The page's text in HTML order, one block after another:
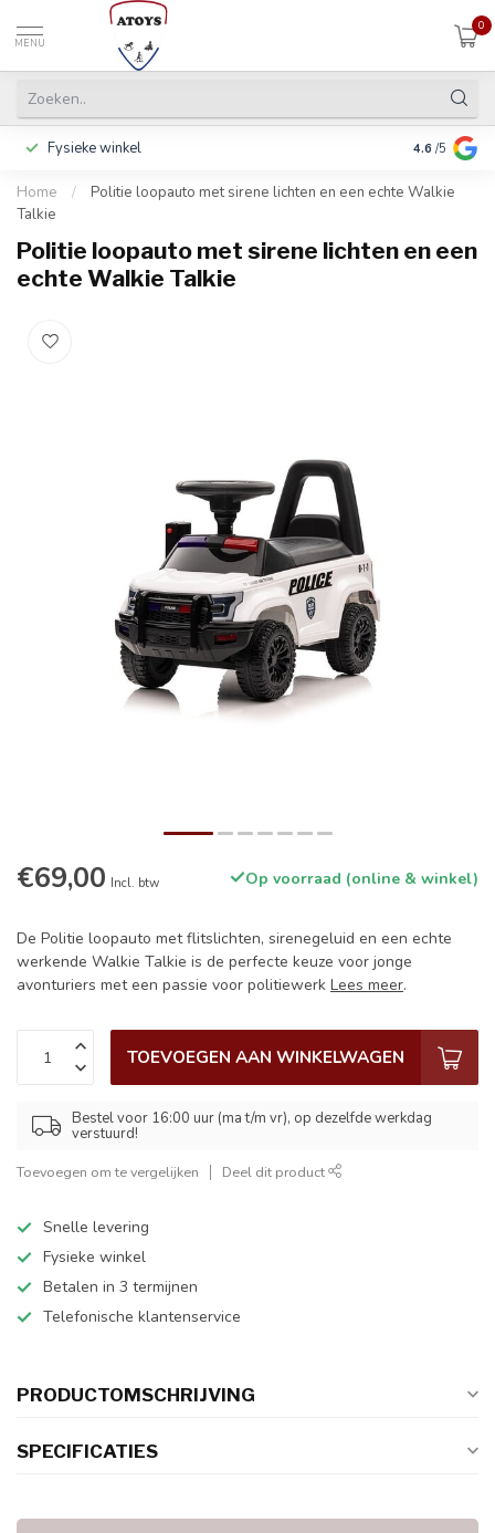
MENU
0
Fysieke winkel Betalen in
4.6 /5
Home /
Politie loopauto met sirene lichten en een echte Walkie
Talkie
Politie loopauto met sirene lichten en een
echte Walkie Talkie
€69,00 Incl. btw Op voorraad (online & winkel)
De Politie loopauto met flitslichten, sirenegeluid en een echte
werkende Walkie Talkie is de perfecte keuze voor jonge
avonturiers met een passie voor politiewerk Lees meer.
TOEVOEGEN AAN WINKELWAGEN
Bestel voor 16:00 uur (ma t/m vr), op dezelfde werkdag
verstuurd!
Toevoegen om te vergelijken Deel dit product
Snelle levering
Fysieke winkel
Betalen in 3 termijnen
Telefonische klantenservice
PRODUCTOMSCHRIJVING
SPECIFICATIES